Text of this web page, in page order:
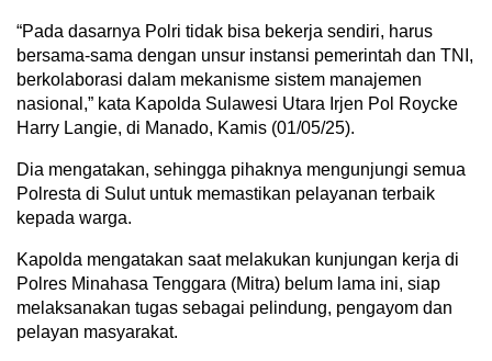
“Pada dasarnya Polri tidak bisa bekerja sendiri, harus
bersama-sama dengan unsur instansi pemerintah dan TNI,
berkolaborasi dalam mekanisme sistem manajemen
nasional,” kata Kapolda Sulawesi Utara Irjen Pol Roycke
Harry Langie, di Manado, Kamis (01/05/25).
Dia mengatakan, sehingga pihaknya mengunjungi semua
Polresta di Sulut untuk memastikan pelayanan terbaik
kepada warga.
Kapolda mengatakan saat melakukan kunjungan kerja di
Polres Minahasa Tenggara (Mitra) belum lama ini, siap
melaksanakan tugas sebagai pelindung, pengayom dan
pelayan masyarakat.